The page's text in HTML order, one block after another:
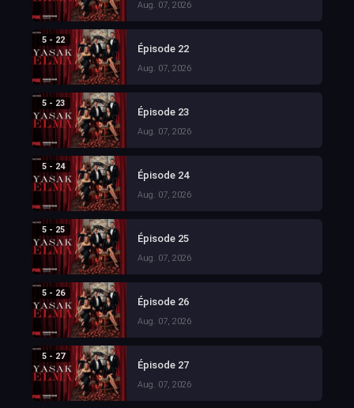
Aug. 07, 2026
5 - 22
Épisode 22
Aug. 07, 2026
5 - 23
Épisode 23
Aug. 07, 2026
5 - 24
Épisode 24
Aug. 07, 2026
5 - 25
Épisode 25
Aug. 07, 2026
5 - 26
Épisode 26
Aug. 07, 2026
5 - 27
Épisode 27
Aug. 07, 2026